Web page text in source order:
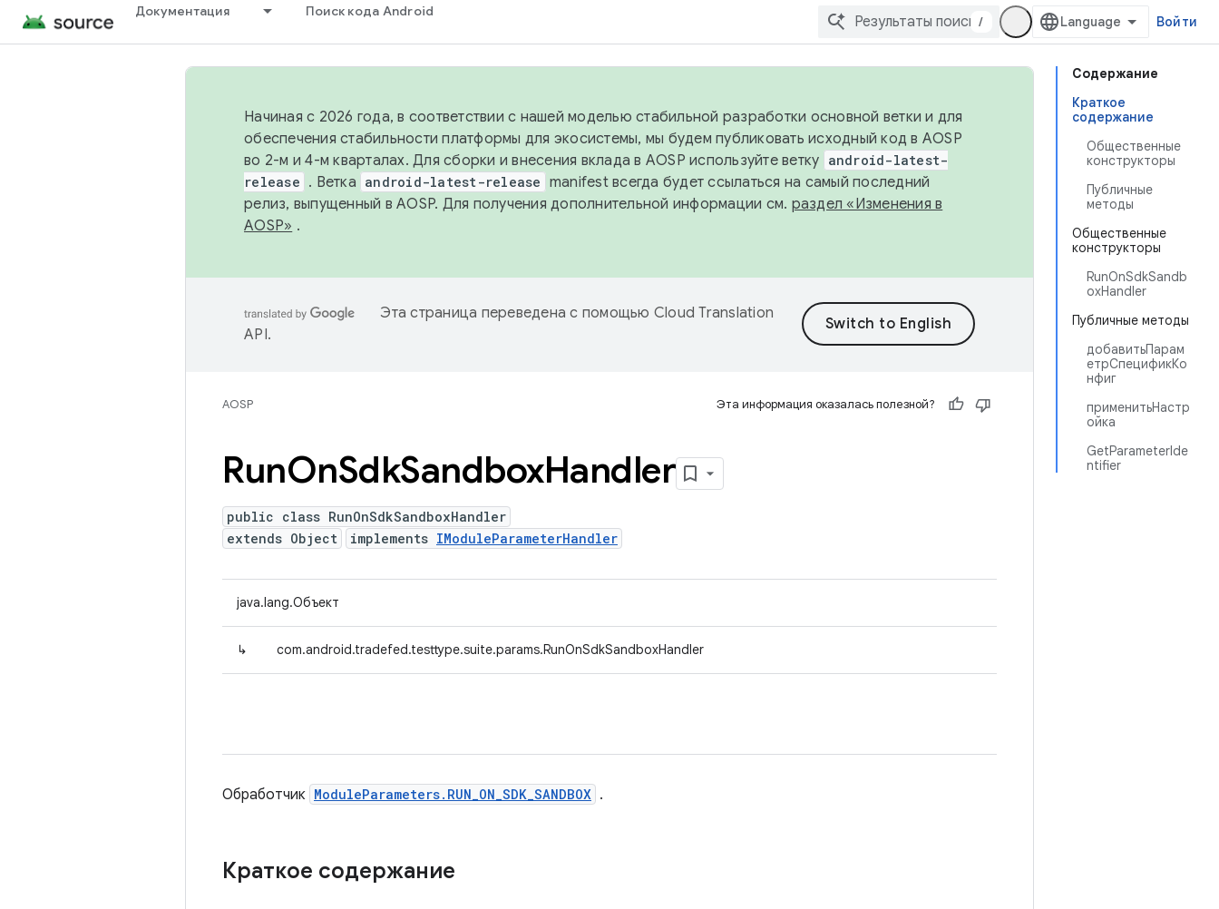
Документация Поиск кода Android
/ Войти
Содержание
Краткое
содержание
Общественные
конструкторы
Публичные
методы
Общественные
конструкторы
RunOnSdkSandb
oxHandler
Публичные методы
добавитьПарам
етрСпецификКо
нфиг
применитьНастр
ойка
GetParameterIde
ntifier
Начиная с 2026 года, в соответствии с нашей моделью стабильной разработки основной ветки и для
обеспечения стабильности платформы для экосистемы, мы будем публиковать исходный код в AOSP
во 2-м и 4-м кварталах. Для сборки и внесения вклада в AOSP используйте ветку android-latest-
release . Ветка android-latest-release manifest всегда будет ссылаться на самый последний
релиз, выпущенный в AOSP. Для получения дополнительной информации см. раздел «Изменения в
AOSP» .
Эта страница переведена с помощью Cloud Translation
API.
AOSP Эта информация оказалась полезной?
RunOnSdkSandboxHandler
public class RunOnSdkSandboxHandler
extends Object
implements IModuleParameterHandler
java.lang.Объект
↳ com.android.tradefed.testtype.suite.params.RunOnSdkSandboxHandler
Обработчик ModuleParameters.RUN_ON_SDK_SANDBOX .
Краткое содержание